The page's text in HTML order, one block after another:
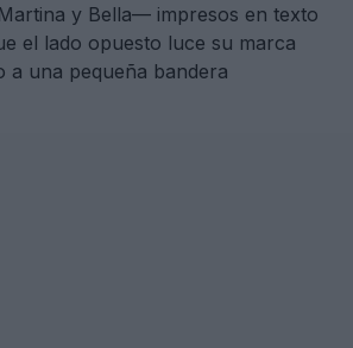
y Bella— impresos en texto
el lado opuesto luce su marca
a una pequeña bandera